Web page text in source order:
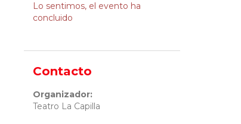
Lo sentimos, el evento ha
concluido
Contacto
Organizador:
Teatro La Capilla